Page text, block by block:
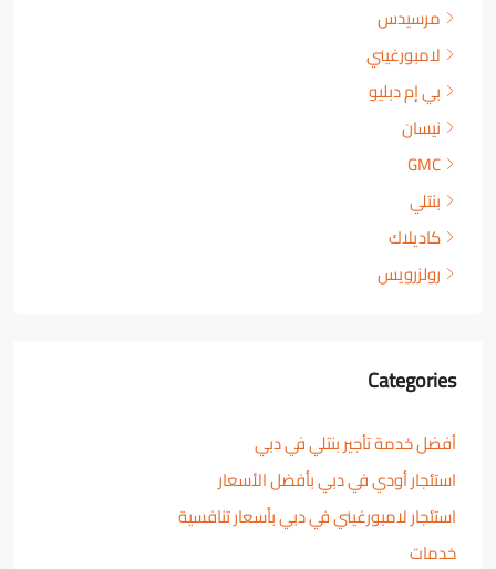
مرسيدس
لامبورغيني
بي إم دبليو
نيسان
GMC
بنتلي
كاديلاك
رولزرويس
Categories
أفضل خدمة تأجير بنتلي في دبي
استئجار أودي في دبي بأفضل الأسعار
استئجار لامبورغيني في دبي بأسعار تنافسية
خدمات